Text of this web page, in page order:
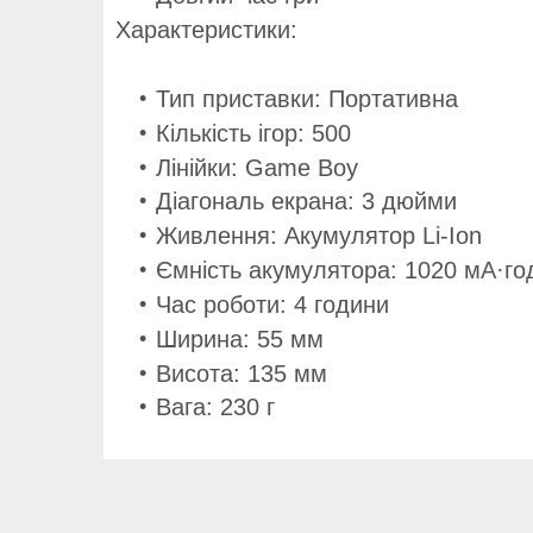
Характеристики:
Тип приставки: Портативна
Кількість ігор: 500
Лінійки: Game Boy
Діагональ екрана: 3 дюйми
Живлення: Акумулятор Li-Ion
Ємність акумулятора: 1020
Час роботи: 4 години
Ширина: 55 мм
Висота: 135 мм
Вага: 230 г